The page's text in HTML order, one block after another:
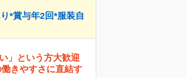
*賞与年2回*服装自
」という方大歓迎
きやすさに直結す